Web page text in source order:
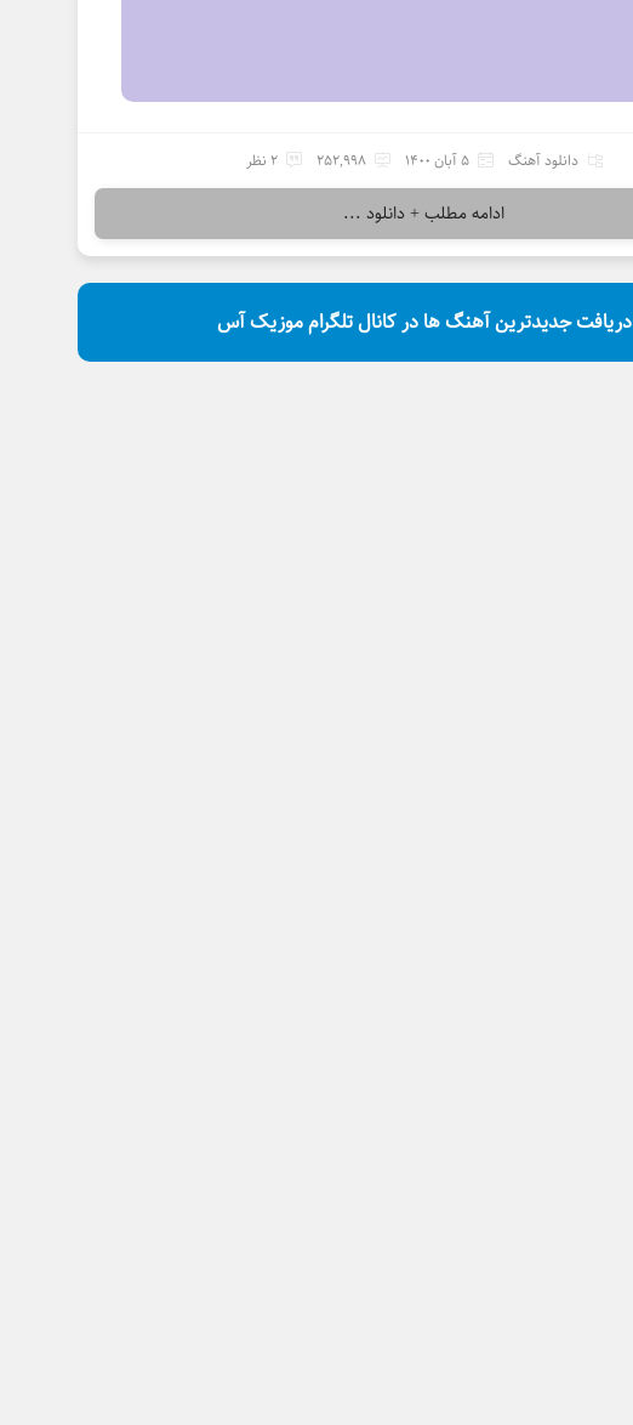
دانلود آهنگ 5 آبان 1400 252,998 2 نظر
ادامه مطلب + دانلود ...
دریافت جدیدترین آهنگ ها در کانال تلگرام موزیک آس